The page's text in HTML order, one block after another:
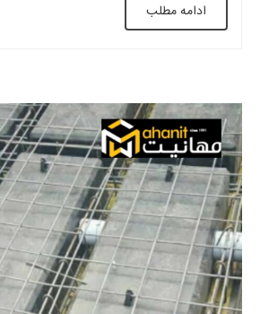
میپردازیم. مقایسه سقف وافل […]
ادامه مطلب